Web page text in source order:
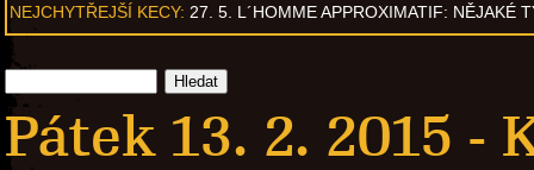
NEJCHYTŘEJŠÍ KECY: 27. 5. L´HOMME APPROXIMATIF: NĚJAKÉ
Pátek 13. 2. 2015 -